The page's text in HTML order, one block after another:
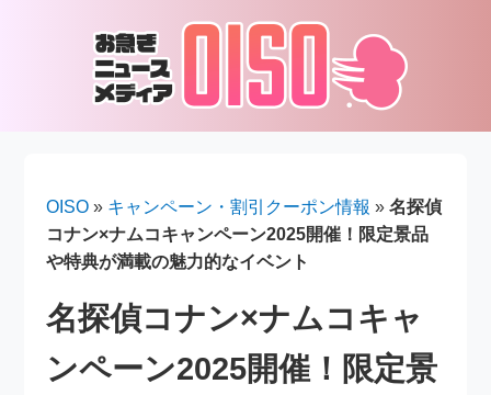
OISO » キャンペーン・割引クーポン情報 »名探偵
コナン×ナムコキャンペーン2025開催！限定景品
や特典が満載の魅力的なイベント
名探偵コナン×ナムコキャ
ンペーン2025開催！限定景